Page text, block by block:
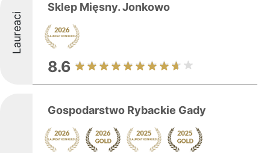
Laureaci
Sklep Mięsny. Jonkowo
8.6
Gospodarstwo Rybackie Gady